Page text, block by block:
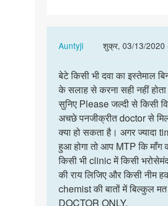
Auntyji
शुक्र, 03/13/
In
to
अगर
गलती
से
कोई
महिला…
by
Vishanaram
बेटे
किसी
भी
दवा
का
इस्तेमाल…
बेटे किसी भी दवा का इस्तेमाल
के सलाह से करना सही नहीं
सुनिए Please जल्दी से किसी
अचछे पनजीक्रीत doctor से
क्या हो सकता है। अगर ज्यादा
हुआ होगा तो आप MTP कि
किसी भी clinic में किसी
की राय लिजिए और किसी नीम
chemist की बातों में बिल्कुल
DOCTOR ONLY.